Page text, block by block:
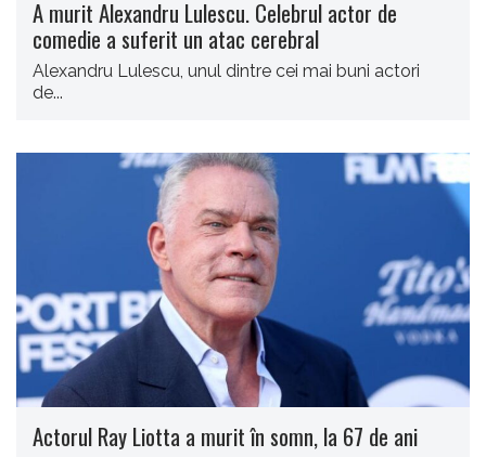
A murit Alexandru Lulescu. Celebrul actor de
comedie a suferit un atac cerebral
Alexandru Lulescu, unul dintre cei mai buni actori
de...
Actorul Ray Liotta a murit în somn, la 67 de ani